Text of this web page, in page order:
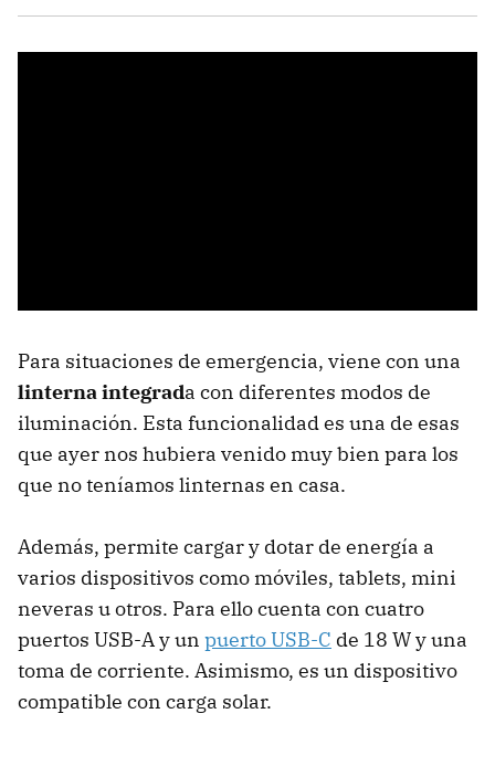
Para situaciones de emergencia, viene con una
linterna integrada con diferentes modos de
iluminación. Esta funcionalidad es una de esas
que ayer nos hubiera venido muy bien para los
que no teníamos linternas en casa.
Además, permite cargar y dotar de energía a
varios dispositivos como móviles, tablets, mini
neveras u otros. Para ello cuenta con cuatro
puertos USB-A y un puerto USB-C de 18 W y una
toma de corriente. Asimismo, es un dispositivo
compatible con carga solar.